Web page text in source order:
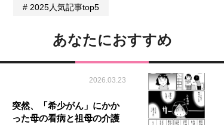
2025人気記事top5
あなたにおすすめ
2026.03.23
突然、「希少がん」にかか
った母の看病と祖母の介護